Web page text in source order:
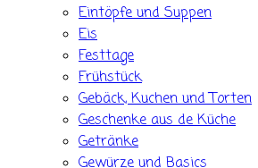
Eintöpfe und Suppen
Eis
Festtage
Frühstück
Gebäck, Kuchen und Torten
Geschenke aus de Küche
Getränke
Gewürze und Basics